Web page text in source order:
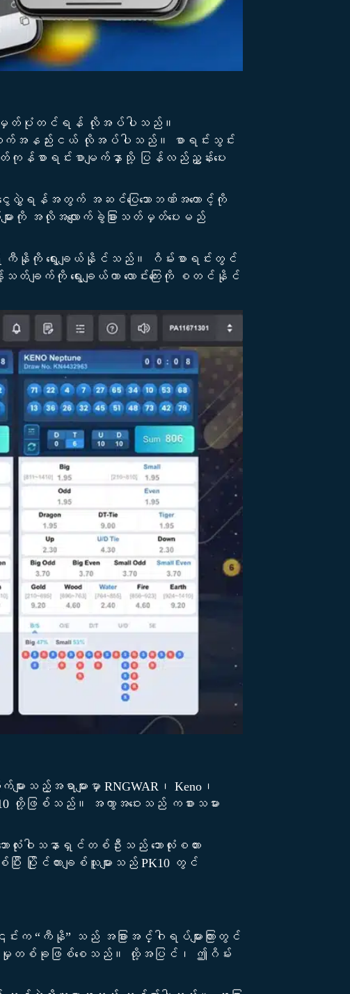
မှတ်ပုံတင်ရန် လိုအပ်ပါသည်။
အနည်းငယ် လိုအပ်ပါသည်။ စာရင်းသွင်း
န်စာရင်းစာမျက်နှာသို့ ပြန်လည်ညွှန်းပေး
ေလွှဲရန်အတွက် အဆင်ပြေသောဘဏ်အကောင့်ကို
ကို အလိုအလျောက်ခွဲခြားသတ်မှတ်ပေးမည်
ကီနိုကို ရွေးချယ်နိုင်သည်။ ဂိမ်းစာရင်းတွင်
ျက်ကို ရွေးချယ်ကာ လောင်းကြေးကို စတင်နိုင်
သည့်အရာများမှာ RNGWAR၊ Keno၊
တို့ဖြစ်သည်။ အကွာအဝေးသည် ကစားသမား
လုံးဝါသနာရှင်တစ်ဦးသည် ဘောလုံးစတား
း ပြိုင်ကားချစ်သူများသည် PK10 တွင်
က “ကီနို” သည် အခြားအင်္ဂါရပ်များကြားတွင်
ဆွဲဆောင်မှုတစ်ခုဖြစ်စေသည်။ ထို့အပြင်၊ ဤဂိမ်း